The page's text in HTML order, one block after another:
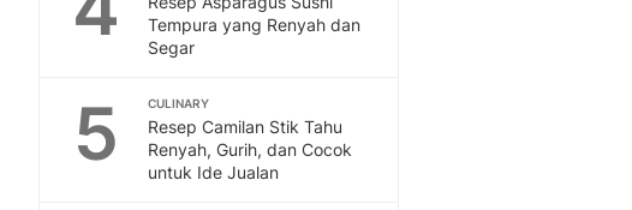
Tempura yang Renyah dan
Segar
5 CULINARY
Resep Camilan Stik Tahu
Renyah, Gurih, dan Cocok
untuk Ide Jualan